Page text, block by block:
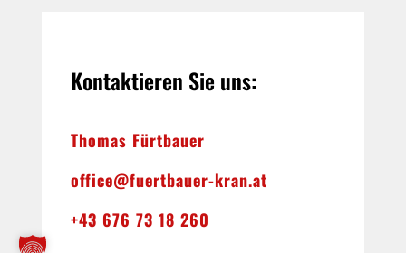
Kontaktieren Sie uns:
Thomas Fürtbauer
office@fuertbauer-kran.at
+43 676 73 18 260